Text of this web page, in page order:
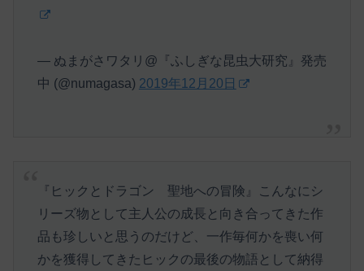
— ぬまがさワタリ@『ふしぎな昆虫大研究』発売
中 (@numagasa) 2019年12月20日
『ヒックとドラゴン 聖地への冒険』こんなにシ
リーズ物として主人公の成長と向き合ってきた作
品も珍しいと思うのだけど、一作毎何かを喪い何
かを獲得してきたヒックの最後の物語として納得